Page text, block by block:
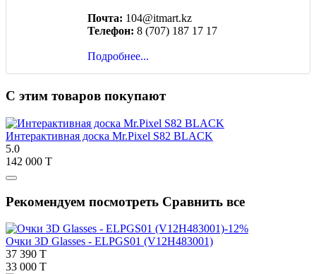
Почта: 104@itmart.kz
Телефон: 8 (707) 187 17 17
Подробнее...
С этим товаров покупают
Интерактивная доска Mr.Pixel S82 BLACK
5.0
142 000 T
Рекомендуем посмотреть Сравнить все
-12%
Очки 3D Glasses - ELPGS01 (V12H483001)
37 390 T
33 000 T